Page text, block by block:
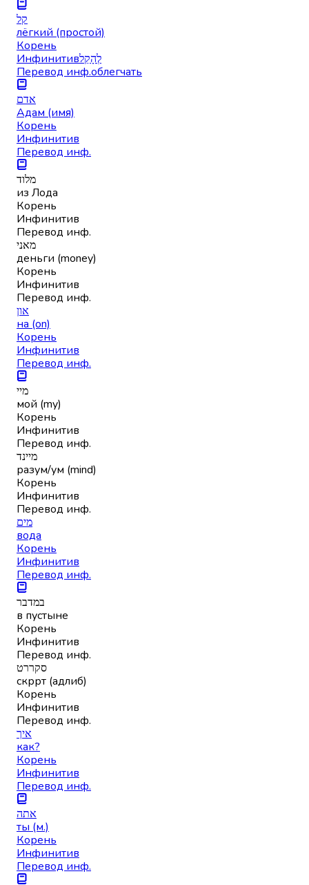
קל
лёгкий (простой)
Корень
Инфинитивלְהָקֵל
Перевод инф.облегчать
אדם
Адам (имя)
Корень
Инфинитив
Перевод инф.
מלוד
из Лода
Корень
Инфинитив
Перевод инф.
מאני
деньги (money)
Корень
Инфинитив
Перевод инф.
און
на (on)
Корень
Инфинитив
Перевод инф.
מיי
мой (my)
Корень
Инфинитив
Перевод инф.
מיינד
разум/ум (mind)
Корень
Инфинитив
Перевод инф.
מים
вода
Корень
Инфинитив
Перевод инф.
במדבר
в пустыне
Корень
Инфинитив
Перевод инф.
סקררט
скррт (адлиб)
Корень
Инфинитив
Перевод инф.
איך
как?
Корень
Инфинитив
Перевод инф.
אתה
ты (м.)
Корень
Инфинитив
Перевод инф.